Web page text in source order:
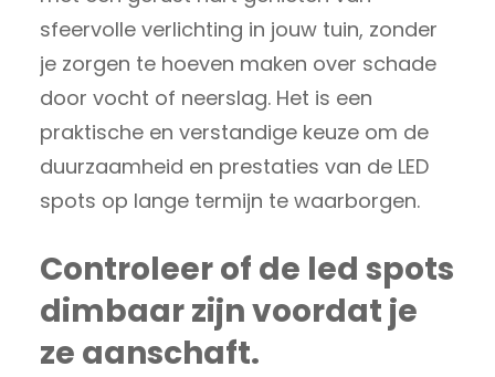
sfeervolle verlichting in jouw tuin, zonder
je zorgen te hoeven maken over schade
door vocht of neerslag. Het is een
praktische en verstandige keuze om de
duurzaamheid en prestaties van de LED
spots op lange termijn te waarborgen.
Controleer of de led spots
dimbaar zijn voordat je
ze aanschaft.